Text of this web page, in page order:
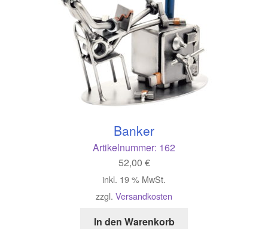
Banker
Artikelnummer: 162
52,00 €
inkl. 19 % MwSt.
zzgl. Versandkosten
In den Warenkorb